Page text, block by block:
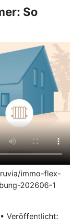
So
immo-flex-
202606-1
• Veröffentlicht: